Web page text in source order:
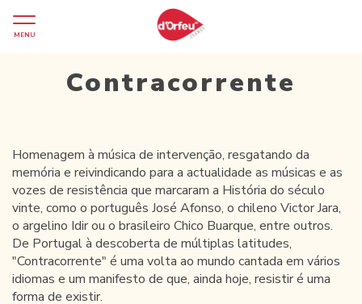
MENU
Contracorrente
Homenagem à música de intervenção, resgatando da
memória e reivindicando para a actualidade as músicas e as
vozes de resistência que marcaram a História do século
vinte, como o português José Afonso, o chileno Victor Jara,
o argelino Idir ou o brasileiro Chico Buarque, entre outros.
De Portugal à descoberta de múltiplas latitudes,
"Contracorrente" é uma volta ao mundo cantada em vários
idiomas e um manifesto de que, ainda hoje, resistir é uma
forma de existir.